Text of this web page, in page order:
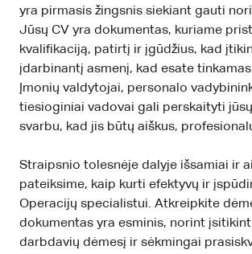
yra pirmasis žingsnis siekiant gauti
Jūsų CV yra dokumentas, kuriame
kvalifikaciją, patirtį ir įgūdžius, kad
įdarbinantį asmenį, kad esate
Įmonių valdytojai, personalo
tiesioginiai vadovai gali perskaityti
svarbu, kad jis būtų aiškus,
Straipsnio tolesnėje dalyje išsamiai ir
pateiksime, kaip kurti efektyvų ir
Operacijų specialistui. Atkreipkite
dokumentas yra esminis, norint
darbdavių dėmesį ir sėkmingai